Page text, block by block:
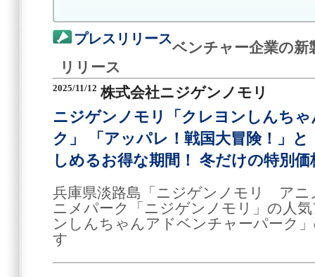
プレスリリース
ベンチャー企業の新
リリース
2025/11/12 株式会社ニジゲンノモリ
ニジゲンノモリ「クレヨンしんち
ク」 「アッパレ！戦国大冒険！」
しめるお得な期間！ 冬だけの特別
兵庫県淡路島「ニジゲンノモリ アニ
ニメパーク「ニジゲンノモリ」の人
ンしんちゃんアドベンチャーパーク
す